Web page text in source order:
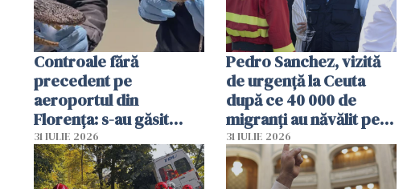
Controale fără
precedent pe
aeroportul din
Florența: s-au găsit
capete de aligator și o
sumă imensă de bani
31 IULIE 2026
Pedro Sanchez, vizită
de urgență la Ceuta
după ce 40 000 de
migranți au năvălit pe
teritoriul spaniol: „Vom
mobiliza toate
resursele"
31 IULIE 2026